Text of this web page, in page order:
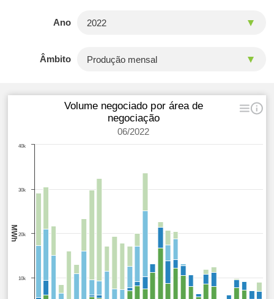
Ano
Âmbito
MWh
Volume negociado por área de
negociação
06/2022
10k
20k
30k
40k